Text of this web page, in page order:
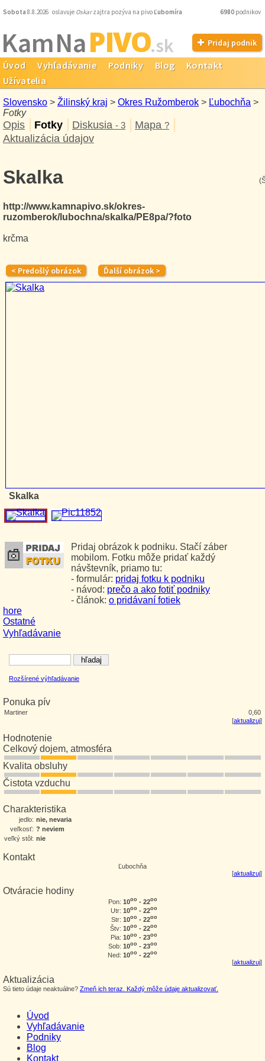
Sobota 8.8.2026 oslavuje Oskarzajtra pozýva na pivo Ľubomíra 6980 podnikov
Kam NaPIVO.sk Pridaj podnik
Úvod Vyhľadávanie Podniky Blog
Kontakt
Užívatelia
Slovensko > Žilinský kraj > Okres Ružomberok > Ľubochňa >
Fotky
Opis Fotky Diskusia - 3 Mapa ?
Aktualizácia údajov
Vyhľadávanie
Rozšírené výhľadávanie
Ponuka pív
Martiner
0,60
[aktualizuj]
Hodnotenie
Celkový dojem, atmosféra
Kvalita obsluhy
Čistota vzduchu
Charakteristika
jedlo: nie, nevaria
veľkosť: ? neviem
veľký stôl: nie
Kontakt
Ľubochňa
[aktualizuj]
Otváracie hodiny
Pon: 10oo - 22oo
Utr: 10oo - 22oo
Str: 10oo - 22oo
Štv: 10oo - 22oo
Pia: 10oo - 23oo
Sob: 10oo - 23oo
Ned: 10oo - 22oo
[aktualizuj]
Aktualizácia
Sú tieto údaje neaktuálne? Zmeň ich teraz. Každý môže údaje aktualizovať.
Skalka
http://www.kamnapivo.sk/okres-
ruzomberok/lubochna/skalka/PE8pa/?foto
krčma
Skalka
Pridaj obrázok k podniku. Stačí záber
mobilom. Fotku môže pridať každý
návštevník, priamo tu:
- formulár: pridaj fotku k podniku
- návod: prečo a ako fotiť podniky
- článok: o pridávaní fotiek
hore
Ostatné
Úvod
Vyhľadávanie
Podniky
Blog
Kontakt